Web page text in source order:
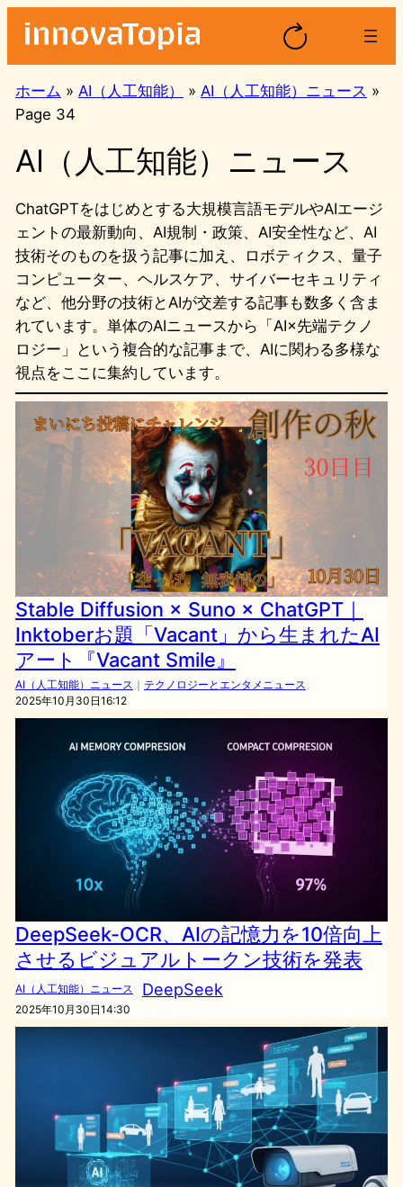
を
ス
キ
プ
ホーム » AI（人工知能） » AI（人工知能）ニュース »
Page 34
AI（人工知能）ニュース
ChatGPTをはじめとする大規模言語モデルやAIエージ
ェントの最新動向、AI規制・政策、AI安全性など、AI
技術そのものを扱う記事に加え、ロボティクス、量子
コンピューター、ヘルスケア、サイバーセキュリティ
など、他分野の技術とAIが交差する記事も数多く含ま
れています。単体のAIニュースから「AI×先端テクノ
ロジー」という複合的な記事まで、AIに関わる多様な
視点をここに集約しています。
Stable Diffusion × Suno × ChatGPT｜
Inktoberお題「Vacant」から生まれたAI
アート『Vacant Smile』
AI（人工知能）ニュース ｜ テクノロジーとエンタメニュース
2025年10月30日16:12
DeepSeek-OCR、AIの記憶力を10倍向上
させるビジュアルトークン技術を発表
AI（人工知能）ニュース DeepSeek
2025年10月30日14:30